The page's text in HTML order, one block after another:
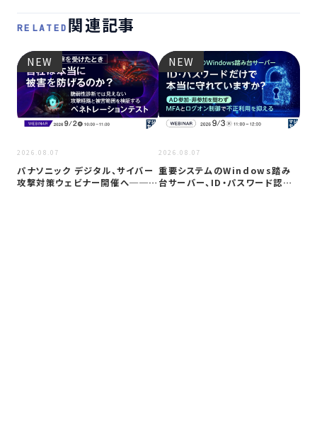
RELATED 関連記事
NEW
2026.08.07
パナソニック デジタル、サイバー
攻撃対策ウェビナー開催へ──自
NEW
2026.08.07
重要システムのWindows踏み
台サーバー、ID・パスワード認証